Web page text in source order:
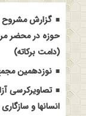
گزارش مشروح
حوزه در محضر
(دامت برکاته)
نوزدهمین
تصاویرکرسی
انسانها و